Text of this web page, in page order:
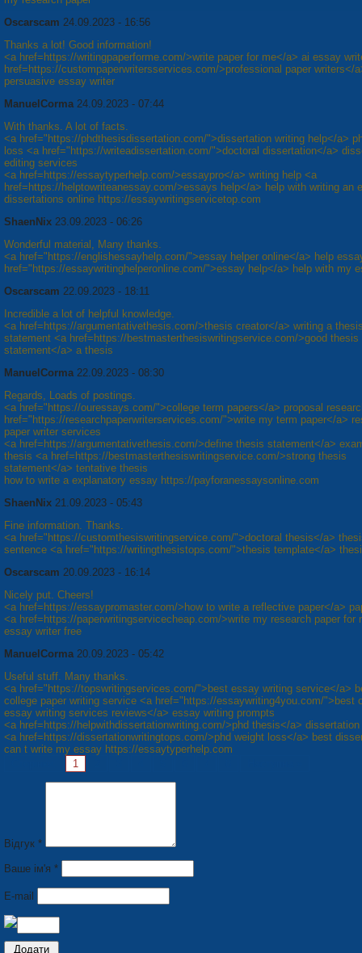
Oscarscam 24.09.2023 - 16:56
Thanks a lot! Good information!
<a href=https://writingpaperforme.com/>write paper for me</a> ai essay
href=https://custompaperwritersservices.com/>professional paper writers</
persuasive essay writer
ManuelCorma 24.09.2023 - 07:44
With thanks. A lot of facts.
<a href="https://phdthesisdissertation.com/">dissertation writing help</a>
loss <a href="https://writeadissertation.com/">doctoral dissertation</a>
editing services
<a href=https://essaytyperhelp.com/>essaypro</a> writing help <a
href=https://helptowriteanessay.com/>essays help</a> help with writing an
dissertations online https://essaywritingservicetop.com
ShaenNix 23.09.2023 - 06:26
Wonderful material, Many thanks.
<a href="https://englishessayhelp.com/">essay helper online</a> help
href="https://essaywritinghelperonline.com/">essay help</a> help with my
Oscarscam 22.09.2023 - 18:11
Incredible a lot of helpful knowledge.
<a href=https://argumentativethesis.com/>thesis creator</a> writing a
statement <a href=https://bestmasterthesiswritingservice.com/>good thesis
statement</a> a thesis
ManuelCorma 22.09.2023 - 08:30
Regards, Loads of postings.
<a href="https://ouressays.com/">college term papers</a> proposal
href="https://researchpaperwriterservices.com/">write my term paper</a>
paper writer services
<a href=https://argumentativethesis.com/>define thesis statement</a>
thesis <a href=https://bestmasterthesiswritingservice.com/>strong thesis
statement</a> tentative thesis
how to write a explanatory essay https://payforanessaysonline.com
ShaenNix 21.09.2023 - 05:43
Fine information. Thanks.
<a href="https://customthesiswritingservice.com/">doctoral thesis</a>
sentence <a href="https://writingthesistops.com/">thesis template</a>
Oscarscam 20.09.2023 - 16:14
Nicely put. Cheers!
<a href=https://essaypromaster.com/>how to write a reflective paper</a>
<a href=https://paperwritingservicecheap.com/>write my research paper for
essay writer free
ManuelCorma 20.09.2023 - 05:42
Useful stuff. Many thanks.
<a href="https://topswritingservices.com/">best essay writing service</a>
college paper writing service <a href="https://essaywriting4you.com/">best
essay writing services reviews</a> essay writing prompts
<a href=https://helpwithdissertationwriting.com/>phd thesis</a> dissertation
<a href=https://dissertationwritingtops.com/>phd weight loss</a> best
can t write my essay https://essaytyperhelp.com
1
Відгук *
Ваше ім'я *
E-mail